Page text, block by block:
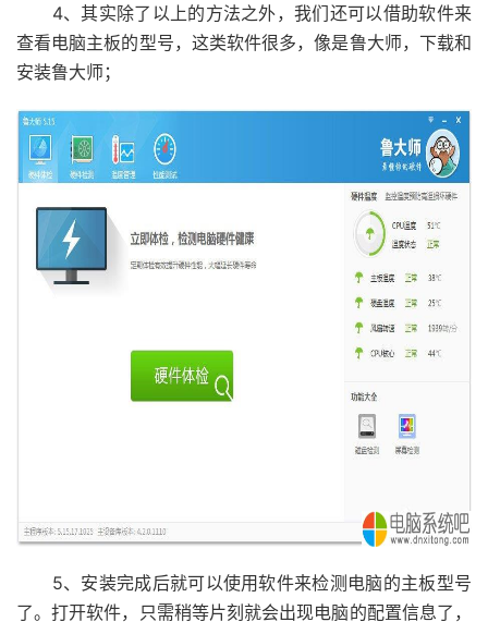
4、其实除了以上的方法之外，我们还可以借助软件来
查看电脑主板的型号，这类软件很多，像是鲁大师，下载和
安装鲁大师；
5、安装完成后就可以使用软件来检测电脑的主板型号
了。打开软件，只需稍等片刻就会出现电脑的配置信息了，